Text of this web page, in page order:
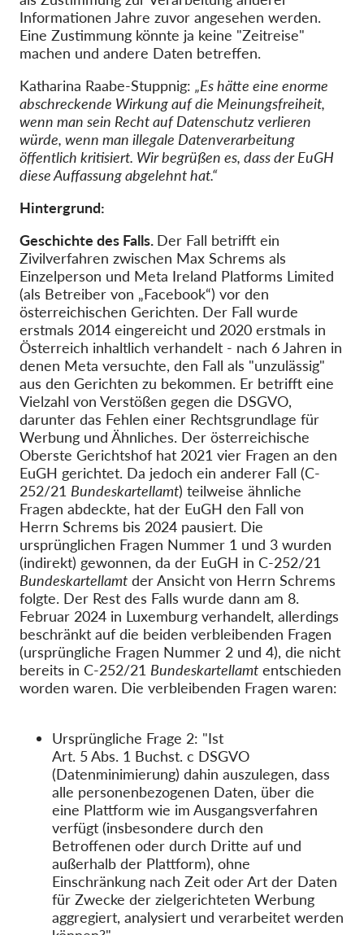
Informationen Jahre zuvor angesehen werden.
Eine Zustimmung könnte ja keine "Zeitreise"
machen und andere Daten betreffen.
Katharina Raabe-Stuppnig: „Es hätte eine enorme
abschreckende Wirkung auf die Meinungsfreiheit,
wenn man sein Recht auf Datenschutz verlieren
würde, wenn man illegale Datenverarbeitung
öffentlich kritisiert. Wir begrüßen es, dass der EuGH
diese Auffassung abgelehnt hat.“
Hintergrund:
Geschichte des Falls. Der Fall betrifft ein
Zivilverfahren zwischen Max Schrems als
Einzelperson und Meta Ireland Platforms Limited
(als Betreiber von „Facebook“) vor den
österreichischen Gerichten. Der Fall wurde
erstmals 2014 eingereicht und 2020 erstmals in
Österreich inhaltlich verhandelt - nach 6 Jahren in
denen Meta versuchte, den Fall als "unzulässig"
aus den Gerichten zu bekommen. Er betrifft eine
Vielzahl von Verstößen gegen die DSGVO,
darunter das Fehlen einer Rechtsgrundlage für
Werbung und Ähnliches. Der österreichische
Oberste Gerichtshof hat 2021 vier Fragen an den
EuGH gerichtet. Da jedoch ein anderer Fall (C-
252/21 Bundeskartellamt) teilweise ähnliche
Fragen abdeckte, hat der EuGH den Fall von
Herrn Schrems bis 2024 pausiert. Die
ursprünglichen Fragen Nummer 1 und 3 wurden
(indirekt) gewonnen, da der EuGH in C-252/21
Bundeskartellamt der Ansicht von Herrn Schrems
folgte. Der Rest des Falls wurde dann am 8.
Februar 2024 in Luxemburg verhandelt, allerdings
beschränkt auf die beiden verbleibenden Fragen
(ursprüngliche Fragen Nummer 2 und 4), die nicht
bereits in C-252/21 Bundeskartellamt entschieden
worden waren. Die verbleibenden Fragen waren:
Ursprüngliche Frage 2: "Ist
Art. 5 Abs. 1 Buchst. c DSGVO
(Datenminimierung) dahin auszulegen, dass
alle personenbezogenen Daten, über die
eine Plattform wie im Ausgangsverfahren
verfügt (insbesondere durch den
Betroffenen oder durch Dritte auf und
außerhalb der Plattform), ohne
Einschränkung nach Zeit oder Art der Daten
für Zwecke der zielgerichteten Werbung
aggregiert, analysiert und verarbeitet werden